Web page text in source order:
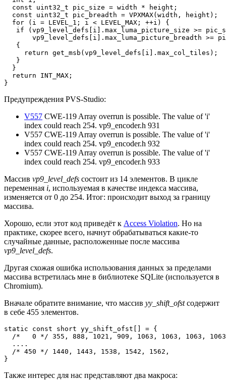
  const uint32_t pic_size = width * height;
  const uint32_t pic_breadth = VPXMAX(width, height);
  for (i = LEVEL_1; i < LEVEL_MAX; ++i) {
if (vp9_level_defs[i].max_luma_picture_size >=
vp9_level_defs[i].max_luma_picture_breadth >=
   {
     return get_msb(vp9_level_defs[i].max_col_tiles);
   }
  }
  return INT_MAX;
}
Предупреждения PVS-Studio:
V557 CWE-119 Array overrun is possible. The value of 'i'
index could reach 254. vp9_encoder.h 931
V557 CWE-119 Array overrun is possible. The value of 'i'
index could reach 254. vp9_encoder.h 932
V557 CWE-119 Array overrun is possible. The value of 'i'
index could reach 254. vp9_encoder.h 933
Массив vp9_level_defs состоит из 14 элементов. В цикле
переменная i, используемая в качестве индекса массива,
изменяется от 0 до 254. Итог: происходит выход за границу
массива.
Хорошо, если этот код приведёт к Access Violation. Но на
практике, скорее всего, начнут обрабатываться какие-то
случайные данные, расположенные после массива
vp9_level_defs.
Другая схожая ошибка использования данных за пределами
массива встретилась мне в библиотеке SQLite (используется в
Chromium).
Вначале обратите внимание, что массив yy_shift_ofstсодержит
в себе 455 элементов.
static const short yy_shift_ofst[] = {
/*   0 */ 355, 888, 1021, 909, 1063, 1063, 1063,
  ....
  /* 450 */ 1440, 1443, 1538, 1542, 1562,
}
Также интерес для нас представляют два макроса: